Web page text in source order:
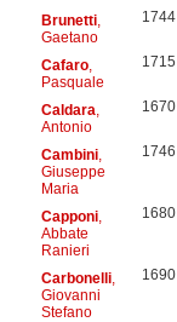
Brunetti,
Gaetano
1744
Cafaro,
Pasquale
1715
Caldara
Antonio
1670
Cambini,
Giuseppe
Maria
1746
Capponi,
Abbate
Ranieri
1680
Carbonelli,
Giovanni
Stefano
1690